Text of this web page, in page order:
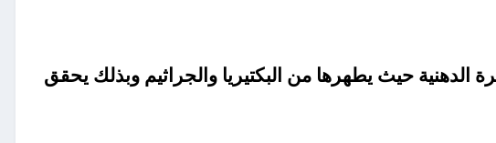
حيث يطهرها من البكتيريا والجراثيم وبذلك يحقق